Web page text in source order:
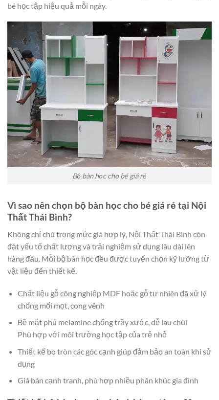
bé học tập hiệu quả mỗi ngày.
Bộ bàn học cho bé giá rẻ
Vì sao nên chọn bộ bàn học cho bé giá rẻ tại Nội
Thất Thái Bình?
Không chỉ chú trọng mức giá hợp lý, Nội Thất Thái Bình còn
đặt yếu tố chất lượng và trải nghiệm sử dụng lâu dài lên
hàng đầu. Mỗi bộ bàn học đều được tuyển chọn kỹ lưỡng từ
vật liệu đến thiết kế.
Chất liệu gỗ công nghiệp MDF hoặc gỗ tự nhiên đã xử lý
chống mối mọt, cong vênh
Bề mặt phủ melamine chống trầy xước, dễ lau chùi
Phù hợp với môi trường học tập của trẻ nhỏ
Thiết kế bo tròn các góc cạnh giúp đảm bảo an toàn khi sử
dụng
Giá bán cạnh tranh, phù hợp nhiều phân khúc gia đình